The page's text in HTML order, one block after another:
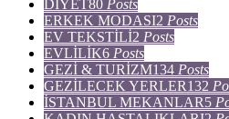
DİYET80 Posts
ERKEK MODASI2 Posts
EV TEKSTİLİ2 Posts
EVLİLİK6 Posts
GEZİ & TURİZM134 Posts
GEZİLECEK YERLER132
İSTANBUL MEKANLAR5